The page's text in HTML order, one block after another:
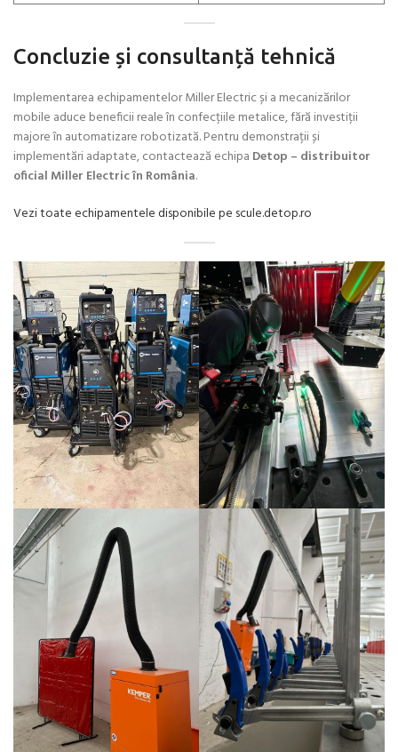
Concluzie și consultanță tehnică
Implementarea echipamentelor Miller Electric și a mecanizărilor
mobile aduce beneficii reale în confecțiile metalice, fără investiții
majore în automatizare robotizată. Pentru demonstrații și
implementări adaptate, contactează echipa Detop – distribuitor
oficial Miller Electric în România.
Vezi toate echipamentele disponibile pe scule.detop.ro